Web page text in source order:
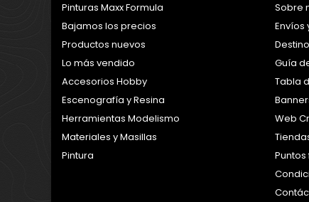
Pinturas Maxx Formula
Bajamos los precios
Productos nuevos
Lo más vendido
Accesorios Hobby
Escenografía y Resina
Herramientas Modelismo
Materiales y Masillas
Pintura
Sobre
Envíos
Guía
Tabla
Web